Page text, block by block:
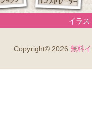
イラス
Copyright© 2026 無料